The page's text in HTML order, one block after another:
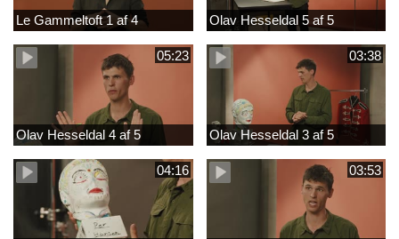
Le Gammeltoft 1 af 4 Olav Hesseldal 5 af 5
05:23
Olav Hesseldal 4 af 5
03:38
Olav Hesseldal 3 af 5
04:16 03:53